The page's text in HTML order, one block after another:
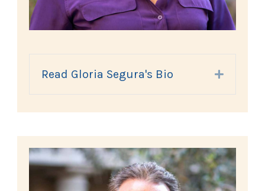
Read Gloria Segura's Bio Expand